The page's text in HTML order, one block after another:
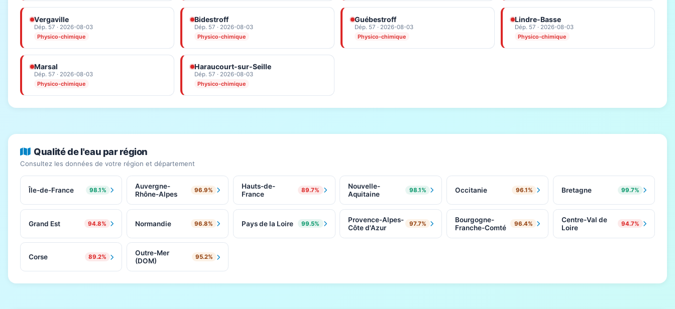
Vergaville
Dép. 57 · 2026-08-03
Physico-chimique
Bidestroff
Dép. 57 · 2026-08-03
Physico-chimique
Guébestroff
Dép. 57 · 2026-08-03
Physico-chimique
Lindre-Basse
Dép. 57 · 2026-08-03
Physico-chimique
Marsal
Dép. 57 · 2026-08-03
Physico-chimique
Haraucourt-sur-Seille
Dép. 57 · 2026-08-03
Physico-chimique
Qualité de l'eau par région
Consultez les données de votre région et département
Île-de-France 98.1%
Auvergne-
Rhône-Alpes
96.9%
Hauts-de-
France
89.7%
Nouvelle-
Aquitaine
98.1% Occitanie 96.1% Bretagne 99.7%
Grand Est 94.8% Normandie 96.8% Pays de la Loire 99.5%
Provence-Alpes-
Côte d'Azur
97.7%
Bourgogne-
Franche-Comté
96.4%
Centre-Val de
Loire
94.7%
Corse 89.2%
Outre-Mer
(DOM)
95.2%